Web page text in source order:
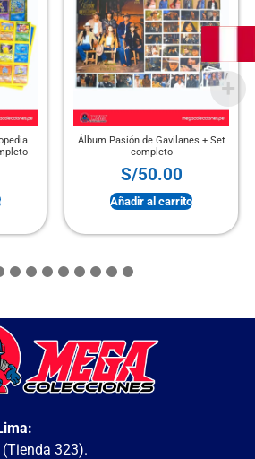
Álbum Pasión de Gavilanes + Set
completo
S/50.00
Añadir al carrito
323).